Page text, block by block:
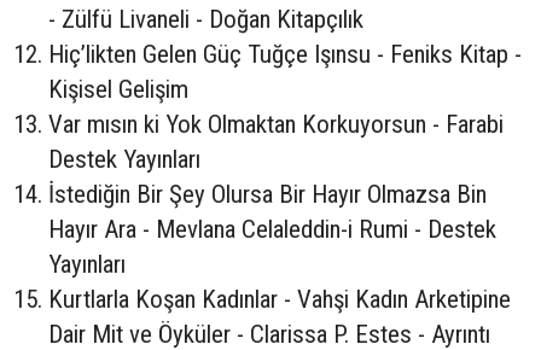
- Zülfü Livaneli - Doğan Kitapçılık
Hiç’likten Gelen Güç Tuğçe Işınsu - Feniks Kitap -
Kişisel Gelişim
Var mısın ki Yok Olmaktan Korkuyorsun - Farabi
Destek Yayınları
İstediğin Bir Şey Olursa Bir Hayır Olmazsa Bin
Hayır Ara - Mevlana Celaleddin-i Rumi - Destek
Yayınları
Kurtlarla Koşan Kadınlar - Vahşi Kadın Arketipine
Dair Mit ve Öyküler - Clarissa P. Estes - Ayrıntı